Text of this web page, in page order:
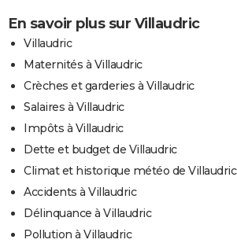
En savoir plus sur Villaudric
Villaudric
Maternités à Villaudric
Crèches et garderies à Villaudric
Salaires à Villaudric
Impôts à Villaudric
Dette et budget de Villaudric
Climat et historique météo de Villaudric
Accidents à Villaudric
Délinquance à Villaudric
Pollution à Villaudric